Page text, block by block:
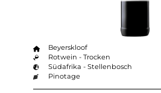
Beyerskloof
Rotwein - Trocken
Südafrika - Stellenbosch
Pinotage